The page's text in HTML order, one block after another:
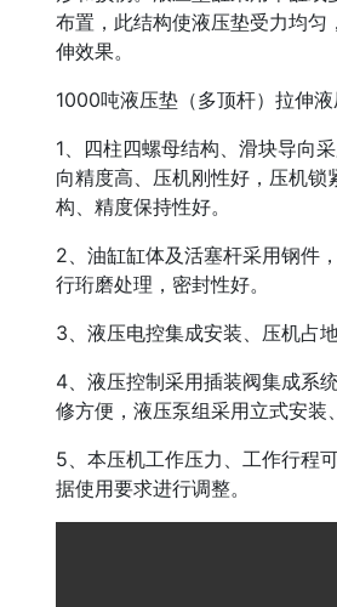
布置，此结构使液压垫受力均匀
伸效果。
1000吨液压垫（多顶杆）拉伸液
1、四柱四螺母结构、滑块导向
向精度高、压机刚性好，压机锁
构、精度保持性好。
2、油缸缸体及活塞杆采用钢件
行珩磨处理，密封性好。
3、液压电控集成安装、压机占
4、液压控制采用插装阀集成系
修方便，液压泵组采用立式安装
5、本压机工作压力、工作行程
据使用要求进行调整。